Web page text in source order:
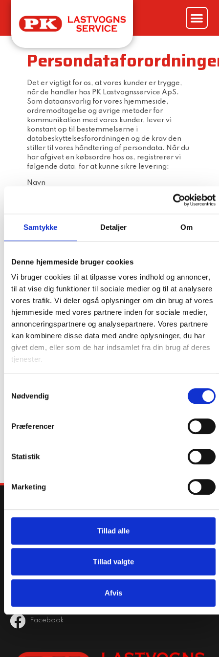
Samtykke Detaljer Om
Denne hjemmeside bruger cookies
Vi bruger cookies til at tilpasse vores indhold og annoncer,
til at vise dig funktioner til sociale medier og til at analysere
vores trafik. Vi deler også oplysninger om din brug af vores
hjemmeside med vores partnere inden for sociale medier,
annonceringspartnere og analysepartnere. Vores partnere
kan kombinere disse data med andre oplysninger, du har
givet dem, eller som de har indsamlet fra din brug af deres
tjenester.
Nødvendig
Præferencer
Statistik
Marketing
Tillad alle
Tillad valgte
Afvis
Det er vigtigt for os, at vores kunder er trygge,
når de handler hos PK Lastvognsservice ApS.
Som dataansvarlig for vores hjemmeside,
ordremodtagelse og øvrige metoder for
kommunikation med vores kunder, lever vi
konstant op til bestemmelserne i
databeskyttelsesforordningen og de krav den
stiller til vores håndtering af persondata. Når du
har afgivet en købsordre hos os, registrerer vi
følgende data, for at kunne sikre levering:
Navn
CVR nummer
Telefonnummer
De registrerede oplysninger opbevares
sammen med information om, hvilke varer du
har købt i minimum de 5 år sådan som
regnskabsloven kræver af os. Det gør vi også for
at opfylde både dine og vores garantivilkår og
for at du senere kan henvende dig og få en ny
kopi af din faktura.
PK Lastvognsservice ApS videregiver eller
sælger ikke personlige informationer til
holde dig ajour med status på din ordre samt for
at kunne levere de bestilte varer.
indsigt, gøre indsigelser mod en registrering
henvendelse til info@pkls.dk
Hortensiavej 1, Serritslev 9700 Brønderslev
PERSONDATAFORORDNINGEN
Facebook